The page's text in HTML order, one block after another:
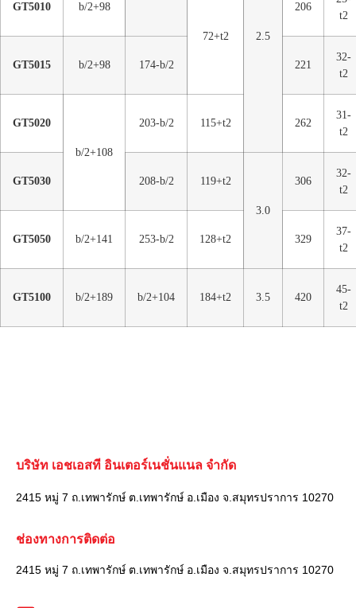
2.5
GT5010 b/2+98
72+t2
206
t2
GT5015 b/2+98 174-b/2 221
32-
t2
GT5020
b/2+108
203-b/2 115+t2 262
31-
t2
GT5030 208-b/2 119+t2
3.0
306
32-
t2
GT5050 b/2+141 253-b/2 128+t2 329
37-
t2
GT5100 b/2+189 b/2+104 184+t2 3.5 420
45-
t2
บริษัท เอชเอสที อินเตอร์เนชั่นแนล จำกัด
2415 หมู่ 7 ถ.เทพารักษ์ ต.เทพารักษ์ อ.เมือง จ.สมุทรปราการ 10270
ช่องทางการติดต่อ
2415 หมู่ 7 ถ.เทพารักษ์ ต.เทพารักษ์ อ.เมือง จ.สมุทรปราการ 10270